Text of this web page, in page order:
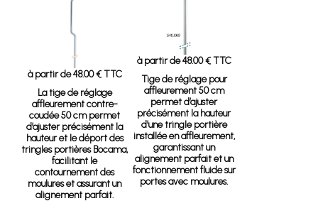
à partir de 48.00 € TTC
La tige de réglage
affleurement contre-
coudée 50 cm permet
d’ajuster précisément la
hauteur et le déport des
tringles portières Bocama,
facilitant le
contournement des
moulures et assurant un
alignement parfait.
à partir de 48.00 € TTC
Tige de réglage pour
affleurement 50 cm
permet d’ajuster
précisément la hauteur
d’une tringle portière
installée en affleurement,
garantissant un
alignement parfait et un
fonctionnement fluide sur
portes avec moulures.